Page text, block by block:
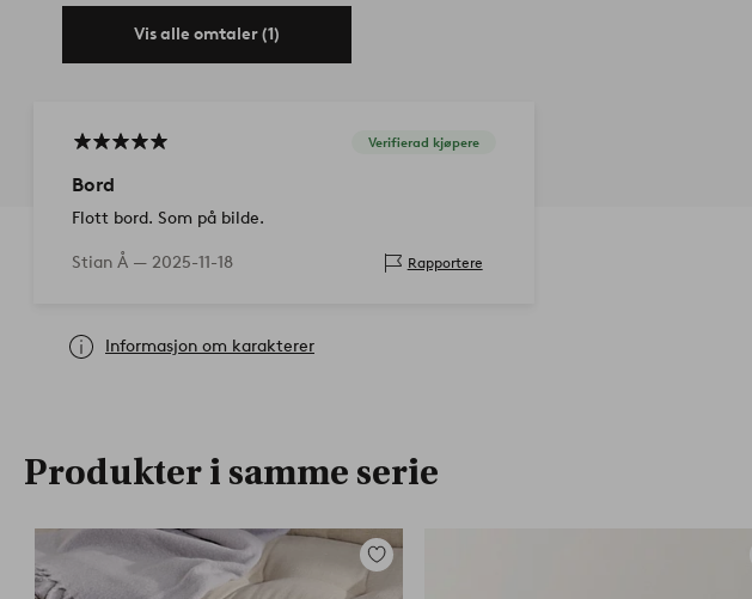
Vis alle omtaler (1)
Verifierad kjøpere
Bord
Flott bord. Som på bilde.
Stian Å — 2025-11-18 Rapportere
Informasjon om karakterer
Produkter i samme serie
Legg
til